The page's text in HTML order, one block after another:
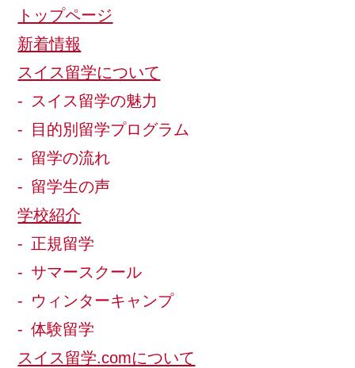
トップページ
新着情報
スイス留学について
スイス留学の魅力
目的別留学プログラム
留学の流れ
留学生の声
学校紹介
正規留学
サマースクール
ウィンターキャンプ
体験留学
スイス留学.comについて